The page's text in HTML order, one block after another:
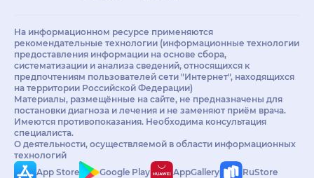
На информационном ресурсе применяются
рекомендательные технологии (информационные технологии
предоставления информации на основе сбора,
систематизации и анализа сведений, относящихся к
предпочтениям пользователей сети "Интернет", находящихся
на территории Российской Федерации)
Материалы, размещённые на сайте, не предназначены для
постановки диагноза и лечения и не заменяют приём врача.
Имеются противопоказания. Необходима консультация
специалиста.
О деятельности, осуществляемой в области информационных
технологий
App Store
Google Play AppGallery RuStore